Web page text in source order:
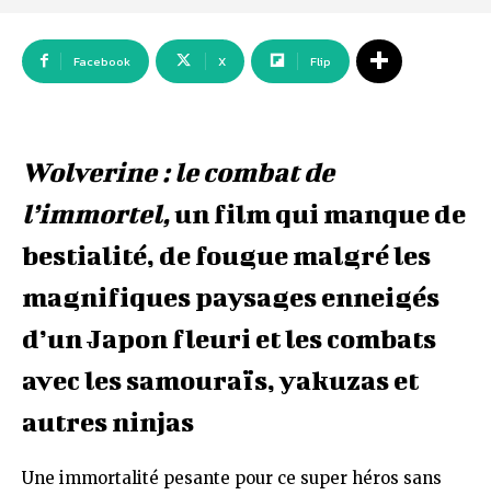
Facebook X Flip
Wolverine : le combat de
l’immortel,un film qui manque de
bestialité, de fougue malgré les
magnifiques paysages enneigés
d’un Japon fleuri et les combats
avec les samouraïs, yakuzas et
autres ninjas
Une immortalité pesante pour ce super héros sans